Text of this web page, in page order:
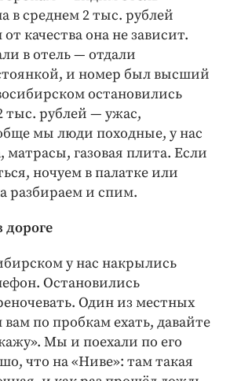
в среднем 2 тыс. рублей
качества она не зависит.
в отель — отдали
и номер был высший
остановились
тыс. рублей — ужас,
мы люди походные, у нас
матрасы, газовая плита. Если
ночуем в палатке или
разбираем и спим.
у нас накрылись
Остановились
Один из местных
вам по пробкам ехать, давайте
Мы и поехали по его
что на «Ниве»: там такая